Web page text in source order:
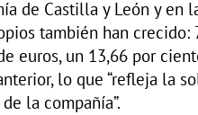
de Castilla y León y en
también han crecido:
euros, un 13,66 por
lo que “refleja la
la compañía”.